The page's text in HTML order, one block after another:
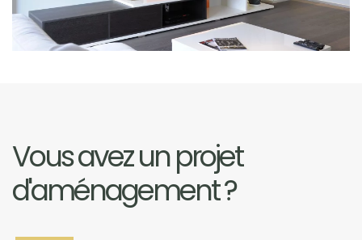
Vous avez un projet
d'aménagement ?